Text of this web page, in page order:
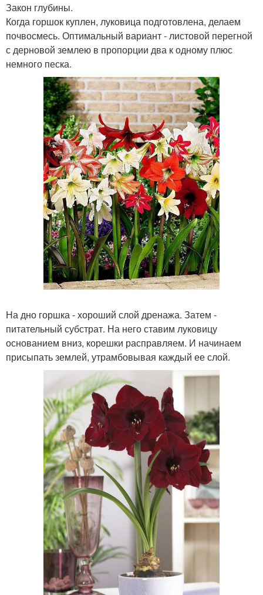
Закон глубины.
Когда горшок куплен, луковица подготовлена, делаем
почвосмесь. Оптимальный вариант - листовой перегной
с дерновой землею в пропорции два к одному плюс
немного песка.
На дно горшка - хороший слой дренажа. Затем -
питательный субстрат. На него ставим луковицу
основанием вниз, корешки расправляем. И начинаем
присыпать землей, утрамбовывая каждый ее слой.